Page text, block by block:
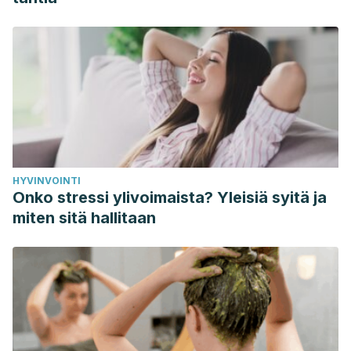
HYVINVOINTI
Onko stressi ylivoimaista? Yleisiä syitä ja
miten sitä hallitaan